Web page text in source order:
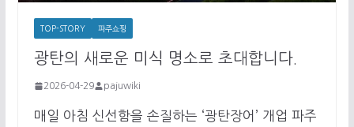
TOP-STORY 파주쇼핑
광탄의 새로운 미식 명소로 초대합니다.
2026-04-29 pajuwiki
매일 아침 신선함을 손질하는 ‘광탄장어’ 개업 파주